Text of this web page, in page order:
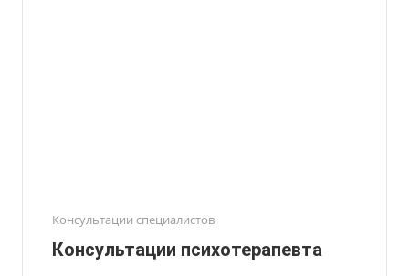
Консультации специалистов
Консультации психотерапевта